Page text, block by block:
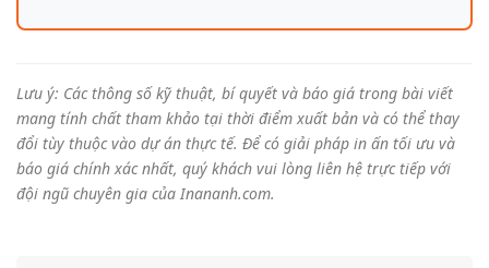
Lưu ý: Các thông số kỹ thuật, bí quyết và báo giá trong bài viết
mang tính chất tham khảo tại thời điểm xuất bản và có thể thay
đổi tùy thuộc vào dự án thực tế. Để có giải pháp in ấn tối ưu và
báo giá chính xác nhất, quý khách vui lòng liên hệ trực tiếp với
đội ngũ chuyên gia của Inananh.com.